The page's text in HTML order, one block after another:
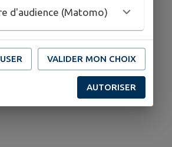
d'audience (Matomo)
VALIDER MON CHOIX
AUTORISER